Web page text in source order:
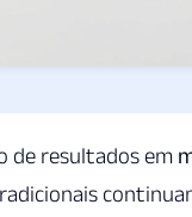
de resultados em